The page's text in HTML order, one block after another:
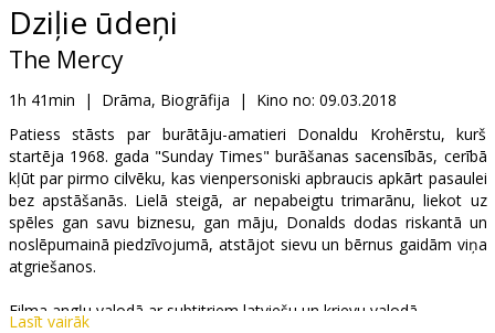
B2B
Kino
Klubs
Dziļie ūdeņi
The Mercy
1h 41min | Drāma, Biogrāfija | Kino no: 09.03.2018
Patiess stāsts par burātāju-amatieri Donaldu Krohērstu, kurš
startēja 1968. gada "Sunday Times" burāšanas sacensībās, cerībā
kļūt par pirmo cilvēku, kas vienpersoniski apbraucis apkārt pasaulei
bez apstāšanās. Lielā steigā, ar nepabeigtu trimarānu, liekot uz
spēles gan savu biznesu, gan māju, Donalds dodas riskantā un
noslēpumainā piedzīvojumā, atstājot sievu un bērnus gaidām viņa
atgriešanos.
Filma angļu valodā ar subtitriem latviešu un krievu valodā.
Lasīt vairāk